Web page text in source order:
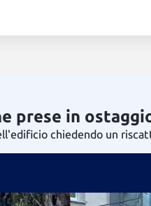
prese in
chiedendo un